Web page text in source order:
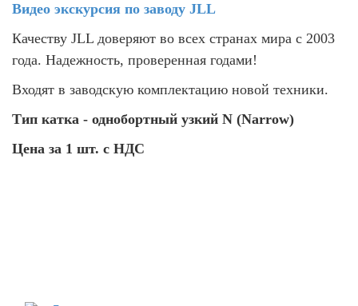
Видео экскурсия по заводу JLL
Качеству JLL доверяют во всех странах мира с 2003
года. Надежность, проверенная годами!
Входят в заводскую комплектацию новой техники.
Тип катка - однобортный узкий N (Narrow)
Цена за 1 шт. с НДС